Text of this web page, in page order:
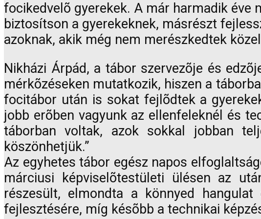
focikedvelõ gyerekek. A már harmadik
biztosítson a gyerekeknek, másrészt
azoknak, akik még nem merészkedtek
Nikházi Árpád, a tábor szervezõje és
mérkõzéseken mutatkozik, hiszen a
focitábor után is sokat fejlõdtek a
jobb erõben vagyunk az ellenfeleknél és
táborban voltak, azok sokkal jobban
köszönhetjük.”
Az egyhetes tábor egész napos
márciusi képviselõtestületi ülésen az
részesült, elmondta a könnyed
fejlesztésére, míg késõbb a technikai